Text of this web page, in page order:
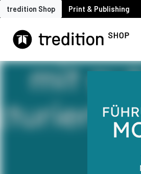
tredition Shop Print & Publishing